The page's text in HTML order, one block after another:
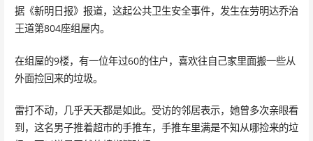
据《新明日报》报道，这起公共卫生安全事件，发生在劳明达乔治
王道第804座组屋内。
在组屋的9楼，有一位年过60的住户，喜欢往自己家里面搬一些从
外面捡回来的垃圾。
雷打不动，几乎天天都是如此。受访的邻居表示，她曾多次亲眼看
到，这名男子推着超市的手推车，手推车里满是不知从哪捡来的垃